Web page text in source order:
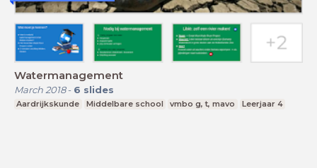
Watermanagement
March 2018- 6 slides
Aardrijkskunde Middelbare school vmbo g, t, mavo Leerjaar 4